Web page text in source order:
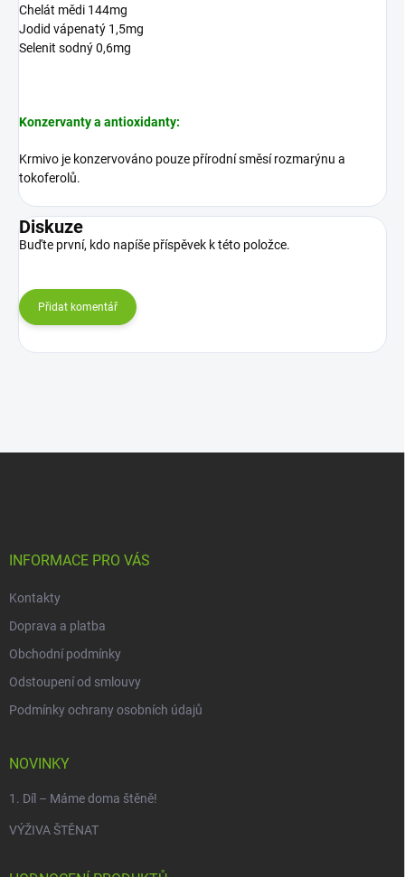
Chelát mědi 144mg
Jodid vápenatý 1,5mg
Selenit sodný 0,6mg
Konzervanty a antioxidanty:
Krmivo je konzervováno pouze přírodní směsí rozmarýnu a
tokoferolů.
Diskuze
Buďte první, kdo napíše příspěvek k této položce.
Přidat komentář
INFORMACE PRO VÁS
Kontakty
Doprava a platba
Obchodní podmínky
Odstoupení od smlouvy
Podmínky ochrany osobních údajů
NOVINKY
1. Díl – Máme doma štěně!
VÝŽIVA ŠTĚNAT